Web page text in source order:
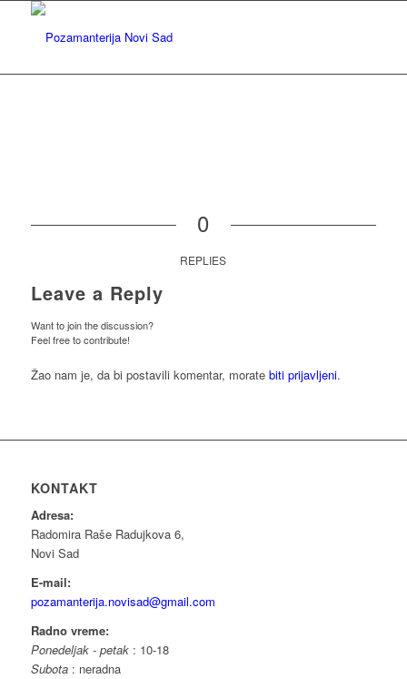
0
REPLIES
Leave a Reply
Want to join the discussion?
Feel free to contribute!
Žao nam je, da bi postavili komentar, morate biti prijavljeni.
KONTAKT
Adresa:
Radomira Raše Radujkova 6,
Novi Sad
E-mail:
pozamanterija.novisad@gmail.com
Radno vreme:
Ponedeljak - petak: 10-18
Subota: neradna